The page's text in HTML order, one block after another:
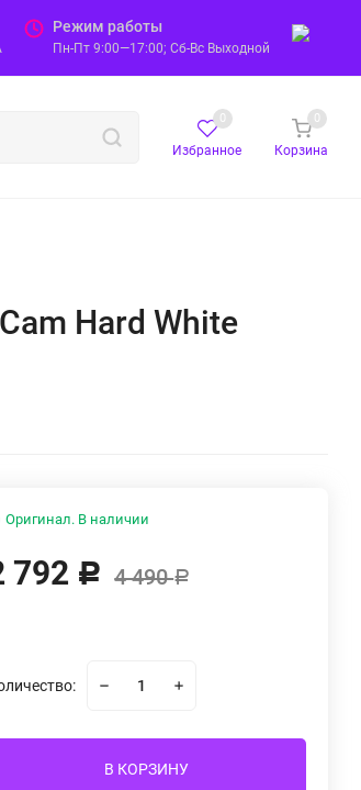
Режим работы
Пн-Пт 9:00—17:00; Сб-Вс Выходной
Избранное
0
Корзина
0
Hard White
Оригинал. В наличии
792 Р 4 490Р
В КОРЗИНУ